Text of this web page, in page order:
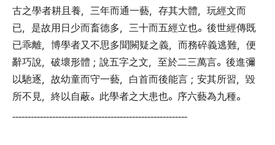
古之學者耕且養， 三年而通一藝， 存其大體， 玩經文而
已， 是故用日少而畜德多， 三十而五經立也。 後世經傳既
已乖離， 博學者又不思多聞闕疑之義， 而務碎義逃難， 便
辭巧說， 破壞形體 ； 說五字之文， 至於二三萬言。 後進彌
以馳逐， 故幼童而守一藝， 白首而後能言 ； 安其所習， 毀
所不見， 終以自蔽。 此學者之大患也。 序六藝為九種。
---------------------------------------------------------